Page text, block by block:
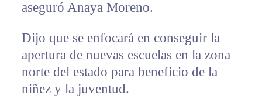
aseguró Anaya Moreno.
Dijo que se enfocará en conseguir la
apertura de nuevas escuelas en la zona
norte del estado para beneficio de la
niñez y la juventud.